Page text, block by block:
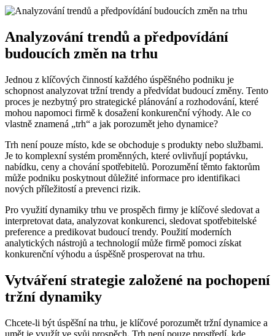
Analyzování trendů a předpovídání
budoucích změn na trhu
Jednou z klíčových činností každého úspěšného podniku je
schopnost analyzovat tržní trendy a předvídat budoucí změny. Tento
proces je nezbytný pro strategické plánování a rozhodování, které
mohou napomoci firmě k dosažení konkurenční výhody. Ale co
vlastně znamená „trh“ a jak porozumět jeho dynamice?
Trh není pouze místo, kde se obchoduje s produkty nebo službami.
Je to komplexní systém proměnných, které ovlivňují poptávku,
nabídku, ceny a chování spotřebitelů. Porozumění těmto faktorům
může podniku poskytnout důležité informace pro identifikaci
nových příležitostí a prevenci rizik.
Pro využití dynamiky trhu ve prospěch firmy je klíčové sledovat a
interpretovat data, analyzovat konkurenci, sledovat spotřebitelské
preference a predikovat budoucí trendy. Použití moderních
analytických nástrojů a technologií může firmě pomoci získat
konkurenční výhodu a úspěšně prosperovat na trhu.
Vytváření strategie založené na pochopení
tržní dynamiky
Chcete-li být úspěšní na trhu, je klíčové porozumět tržní dynamice a
umět je využít ve svůj prospěch. Trh není pouze prostředí, kde